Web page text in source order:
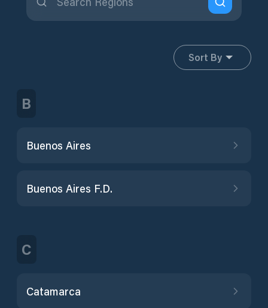
Sort By
B
Buenos Aires
Buenos Aires F.D.
C
Catamarca